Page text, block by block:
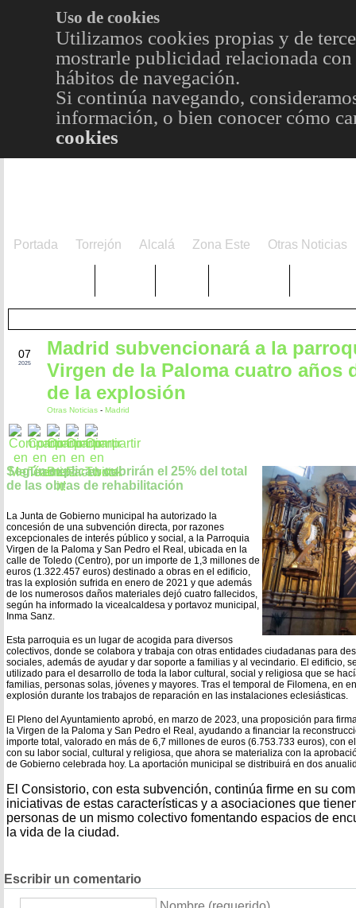
Uso de cookies
Utilizamos cookies propias y de
mostrarle publicidad relacionada
hábitos de navegación.
Si continúa navegando,
información, o bien conocer cómo
cookies
Portada Torrejón Alcalá Zona Este Otras Noticias
07
2025
Madrid subvencionará a la
Virgen de la Paloma cuatro años
de la explosión
Otras Noticias - Madrid
Según explican cubrirán el 25% del total
de las obras de rehabilitación
La Junta de Gobierno municipal ha autorizado la
concesión de una subvención directa, por razones
excepcionales de interés público y social, a la Parroquia
Virgen de la Paloma y San Pedro el Real, ubicada en la
calle de Toledo (Centro), por un importe de 1,3 millones de
euros (1.322.457 euros) destinado a obras en el edificio,
tras la explosión sufrida en enero de 2021 y que además
de los numerosos daños materiales dejó cuatro fallecidos,
según ha informado la vicealcaldesa y portavoz municipal,
Inma Sanz.
Esta parroquia es un lugar de acogida para diversos
colectivos, donde se colabora y trabaja con otras entidades ciudadanas para
sociales, además de ayudar y dar soporte a familias y al vecindario. El edificio,
utilizado para el desarrollo de toda la labor cultural, social y religiosa que se
familias, personas solas, jóvenes y mayores. Tras el temporal de Filomena, en
explosión durante los trabajos de reparación en las instalaciones eclesiásticas.
El Pleno del Ayuntamiento aprobó, en marzo de 2023, una proposición para
la Virgen de la Paloma y San Pedro el Real, ayudando a financiar la
importe total, valorado en más de 6,7 millones de euros (6.753.733 euros), con
con su labor social, cultural y religiosa, que ahora se materializa con la
de Gobierno celebrada hoy. La aportación municipal se distribuirá en dos
El Consistorio, con esta subvención, continúa firme en su
iniciativas de estas características y a asociaciones que
personas de un mismo colectivo fomentando espacios de
la vida de la ciudad.
Escribir un comentario